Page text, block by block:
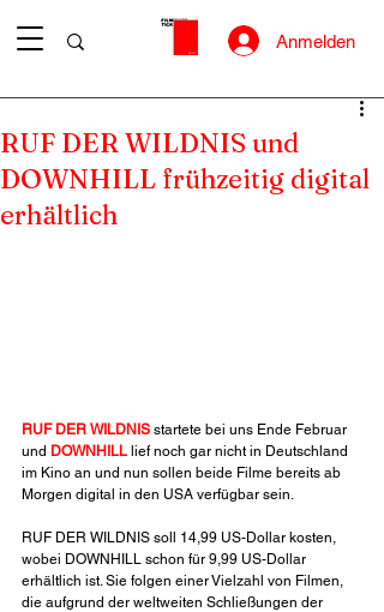
Anmelden
RUF DER WILDNIS und
DOWNHILL frühzeitig digital
erhältlich
RUF DER WILDNIS startete bei uns Ende Februar
und DOWNHILL lief noch gar nicht in Deutschland
im Kino an und nun sollen beide Filme bereits ab
Morgen digital in den USA verfügbar sein.
RUF DER WILDNIS soll 14,99 US-Dollar kosten,
wobei DOWNHILL schon für 9,99 US-Dollar
erhältlich ist. Sie folgen einer Vielzahl von Filmen,
die aufgrund der weltweiten Schließungen der